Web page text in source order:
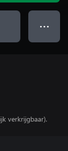
● ● ●
verkrijgbaar).